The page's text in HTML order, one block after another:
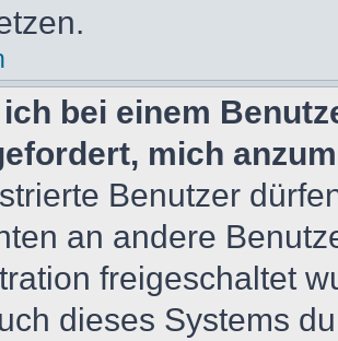
ich bei einem
mich
Benutzer
an andere
freigeschaltet
dieses Systems